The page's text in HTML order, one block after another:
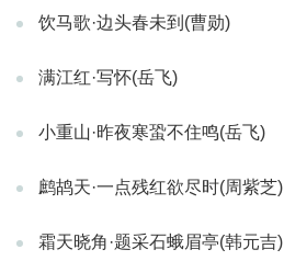
饮马歌·边头春未到(曹勋)
满江红·写怀(岳飞)
小重山·昨夜寒蛩不住鸣(岳飞)
鹧鸪天·一点残红欲尽时(周紫芝)
霜天晓角·题采石蛾眉亭(韩元吉)